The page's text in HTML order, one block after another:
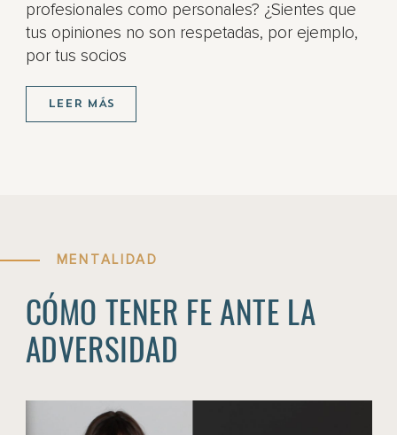
profesionales como personales? ¿Sientes que
tus opiniones no son respetadas, por ejemplo,
por tus socios
LEER MÁS
MENTALIDAD
CÓMO TENER FE ANTE LA
ADVERSIDAD